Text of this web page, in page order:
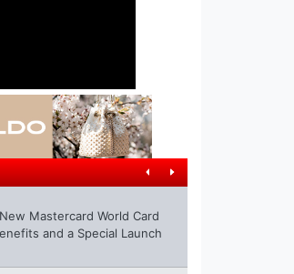
Mastercard World Card
and a Special Launch